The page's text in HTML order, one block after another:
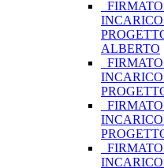
ALBERTO